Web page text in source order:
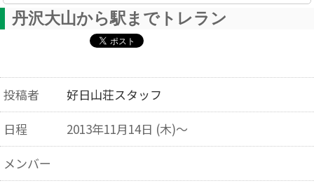
丹沢大山から駅までトレラン
投稿者
好日山荘スタッフ
日程
2013年11月14日 (木)～
メンバー